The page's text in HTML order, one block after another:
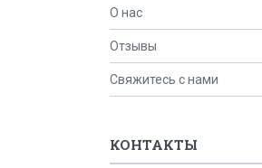
О нас
Отзывы
Свяжитесь с нами
КОНТАКТЫ